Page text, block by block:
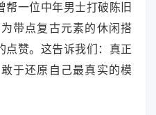
帮一位中年男士打破陈旧
带点复古元素的休闲搭
点赞。这告诉我们：真正
于还原自己最真实的模